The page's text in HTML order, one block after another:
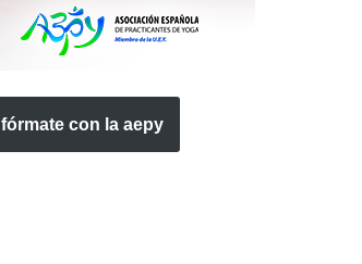
fórmate con la aepy